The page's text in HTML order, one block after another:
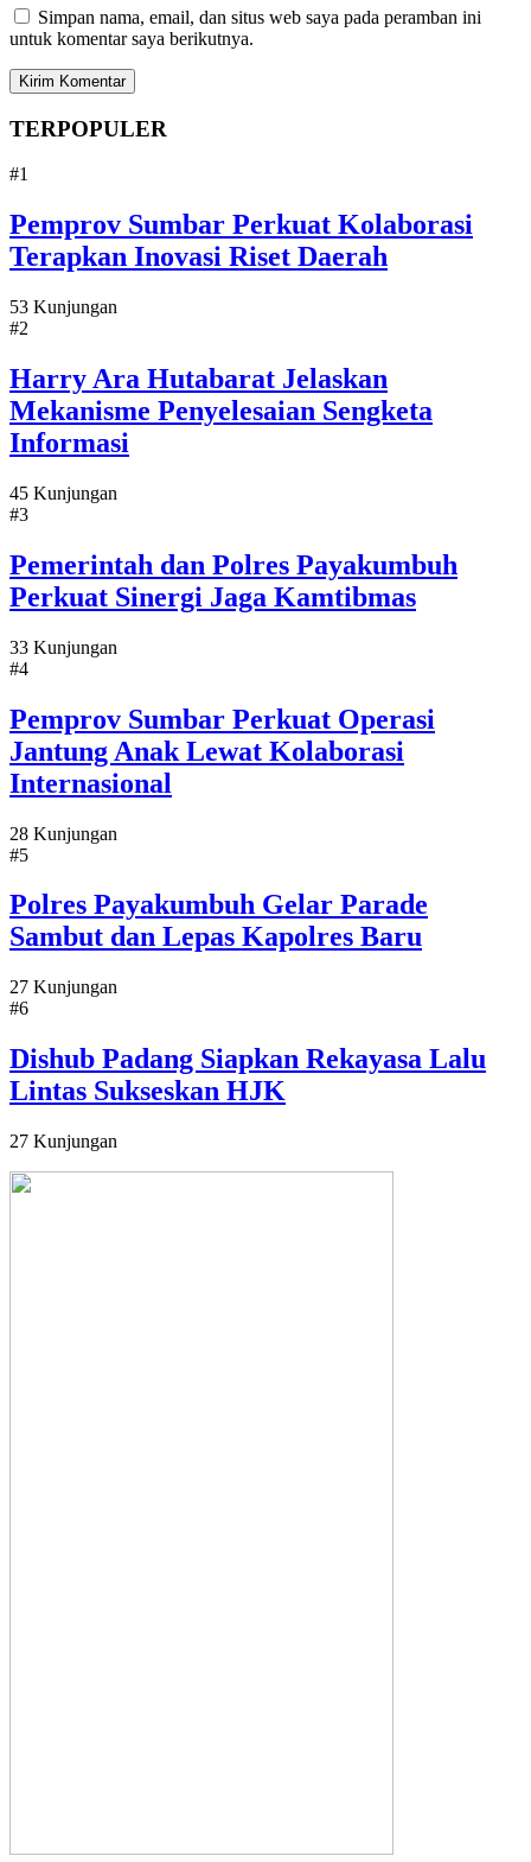
Simpan nama, email, dan situs web saya pada peramban ini
untuk komentar saya berikutnya.
TERPOPULER
#1
Pemprov Sumbar Perkuat Kolaborasi
Terapkan Inovasi Riset Daerah
53 Kunjungan
#2
Harry Ara Hutabarat Jelaskan
Mekanisme Penyelesaian Sengketa
Informasi
45 Kunjungan
#3
Pemerintah dan Polres Payakumbuh
Perkuat Sinergi Jaga Kamtibmas
33 Kunjungan
#4
Pemprov Sumbar Perkuat Operasi
Jantung Anak Lewat Kolaborasi
Internasional
28 Kunjungan
#5
Polres Payakumbuh Gelar Parade
Sambut dan Lepas Kapolres Baru
27 Kunjungan
#6
Dishub Padang Siapkan Rekayasa Lalu
Lintas Sukseskan HJK
27 Kunjungan